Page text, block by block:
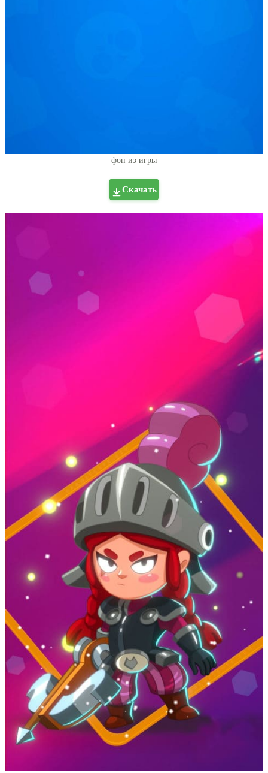
фон из игры
Скачать